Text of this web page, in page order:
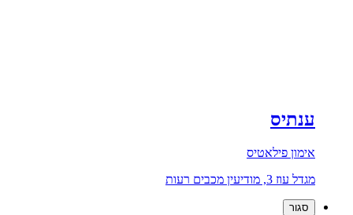
ענתיס
אימון פילאטיס
מגדל עוז 3, מודיעין מכבים רעות
סגור